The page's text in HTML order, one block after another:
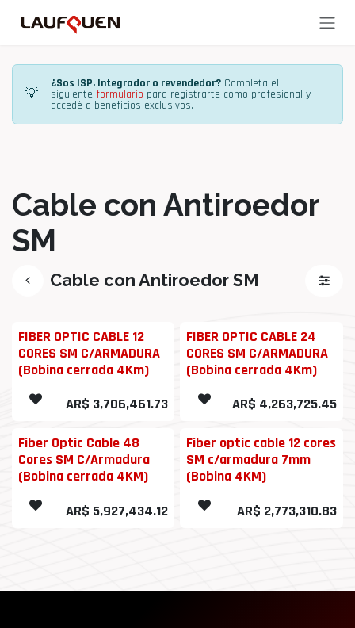
💡
¿Sos ISP, Integrador o revendedor? Completa el
siguiente formulario para registrarte como profesional y
accedé a beneficios exclusivos.
Cable con Antiroedor
SM
Cable con Antiroedor SM
FIBER OPTIC CABLE 12
CORES SM C/ARMADURA
(Bobina cerrada 4Km)
AR$ 3,706,461.73
FIBER OPTIC CABLE 24
CORES SM C/ARMADURA
(Bobina cerrada 4Km)
AR$ 4,263,725.45
Fiber Optic Cable 48
Cores SM C/Armadura
(Bobina cerrada 4KM)
AR$ 5,927,434.12
Fiber optic cable 12 cores
SM c/armadura 7mm
(Bobina 4KM)
AR$ 2,773,310.83